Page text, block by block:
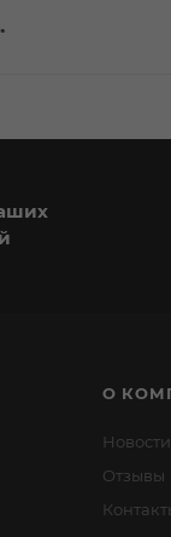
О
Новости
Отзывы